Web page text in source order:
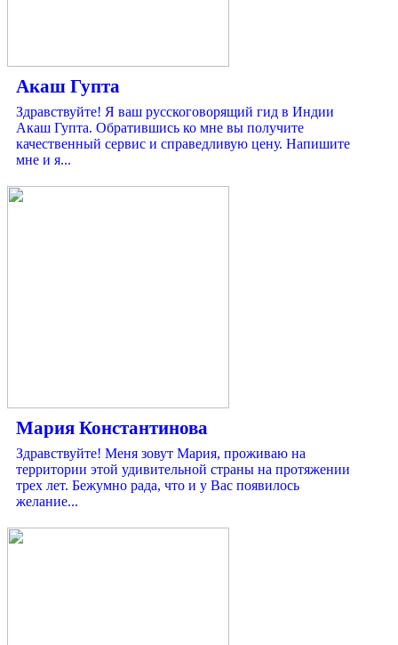
Акаш Гупта
Здравствуйте! Я ваш русскоговорящий гид в Индии
Акаш Гупта. Обратившись ко мне вы получите
качественный сервис и справедливую цену. Напишите
мне и я...
Maрия Константинова
Здравствуйте! Меня зовут Мария, проживаю на
территории этой удивительной страны на протяжении
трех лет. Бежумно рада, что и у Вас появилось
желание...